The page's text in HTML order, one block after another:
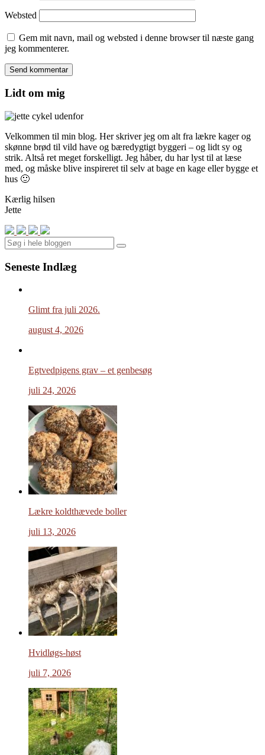
Websted
Gem mit navn, mail og websted i denne browser til næste gang
jeg kommenterer.
Lidt om mig
Velkommen til min blog. Her skriver jeg om alt fra lækre kager og
skønne brød til vild have og bæredygtigt byggeri – og lidt sy og
strik. Altså ret meget forskelligt. Jeg håber, du har lyst til at læse
med, og måske blive inspireret til selv at bage en kage eller bygge et
hus 🙂
Kærlig hilsen
Jette
Search
Seneste Indlæg
Glimt fra juli 2026.
august 4, 2026
Egtvedpigens grav – et genbesøg
juli 24, 2026
Lækre koldthævede boller
juli 13, 2026
Hvidløgs-høst
juli 7, 2026